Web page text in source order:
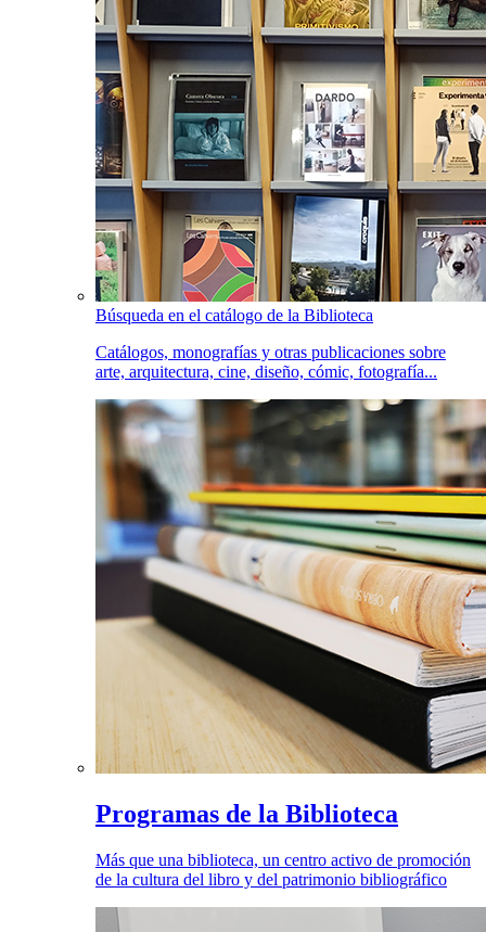
Búsqueda en el catálogo de la Biblioteca
Catálogos, monografías y otras publicaciones sobre
arte, arquitectura, cine, diseño, cómic, fotografía...
Programas de la Biblioteca
Más que una biblioteca, un centro activo de promoción
de la cultura del libro y del patrimonio bibliográfico